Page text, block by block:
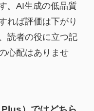
。AI生成の低品質
れば評価は下がり
読者の役に立つ記
心配はありませ